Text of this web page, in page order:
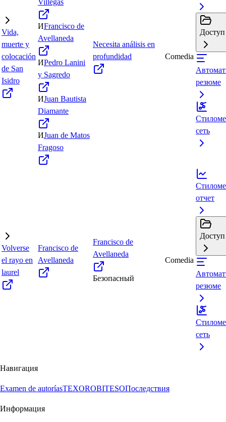
Vida,
muerte y
colocación
de San
Isidro
Villegas
ИFrancisco de
Avellaneda
ИPedro Lanini
y Sagredo
ИJuan Bautista
Diamante
ИJuan de Matos
Fragoso
Necesita análisis en
profundidad
Comedia
Доступ
резюме
сеть
Volverse
el rayo en
laurel
Francisco de
Avellaneda
Francisco de
Avellaneda
Безопасный
Comedia
отчет
Доступ
резюме
сеть
Навигация
Examen de autoríasTEXOROBITESOПоследствия
Информация